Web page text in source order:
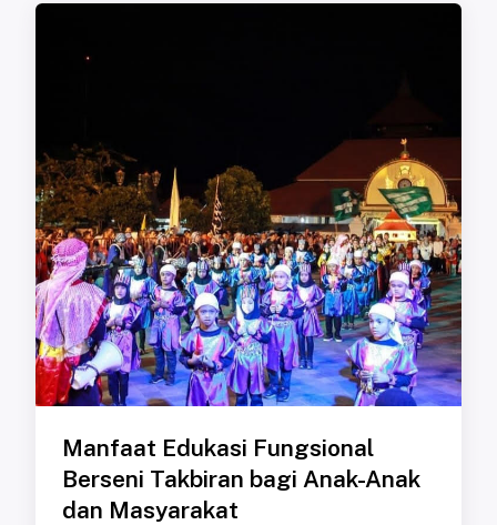
Manfaat Edukasi Fungsional
Berseni Takbiran bagi Anak-Anak
dan Masyarakat